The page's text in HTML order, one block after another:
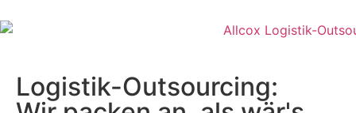
Logistik-Outsourcing: